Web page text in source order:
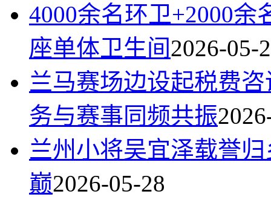
4000余名环卫+2000
座单体卫生间2026-05-
兰马赛场边设起税费
务与赛事同频共振
兰州小将吴宜泽载誉
巅2026-05-28